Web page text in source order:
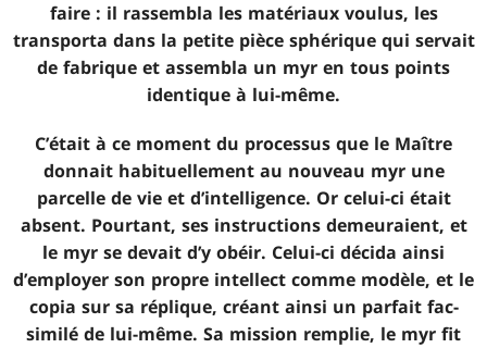
faire : il rassembla les matériaux voulus, les
transporta dans la petite pièce sphérique qui servait
de fabrique et assembla un myr en tous points
identique à lui-même.
C’était à ce moment du processus que le Maître
donnait habituellement au nouveau myr une
parcelle de vie et d’intelligence. Or celui-ci était
absent. Pourtant, ses instructions demeuraient, et
le myr se devait d’y obéir. Celui-ci décida ainsi
d’employer son propre intellect comme modèle, et le
copia sur sa réplique, créant ainsi un parfait fac-
similé de lui-même. Sa mission remplie, le myr fit